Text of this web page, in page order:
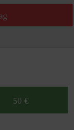
50 €